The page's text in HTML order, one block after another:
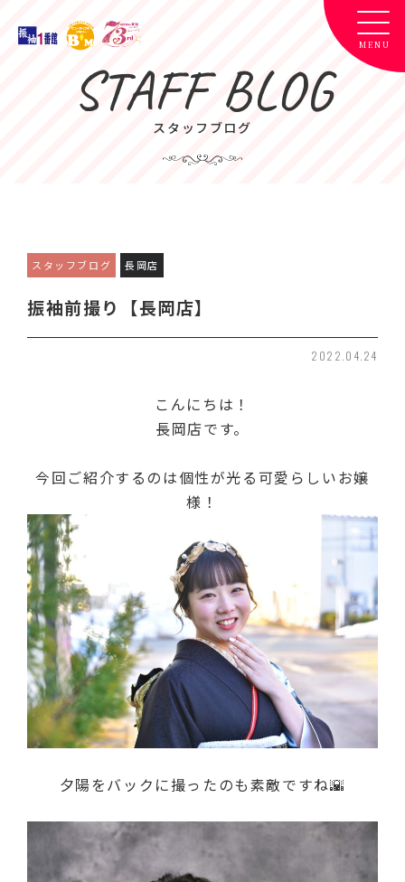
STAFF BLOG
スタッフブログ
スタッフブログ 長岡店
振袖前撮り【長岡店】
2022.04.24
こんにちは！
長岡店です。
今回ご紹介するのは個性が光る可愛らしいお嬢
様！
夕陽をバックに撮ったのも素敵ですね🌇